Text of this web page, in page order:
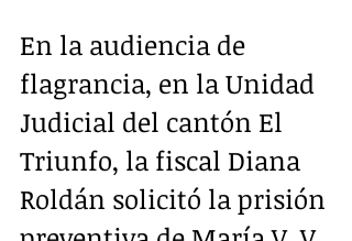
En la audiencia de
flagrancia, en la Unidad
Judicial del cantón El
Triunfo, la fiscal Diana
Roldán solicitó la prisión